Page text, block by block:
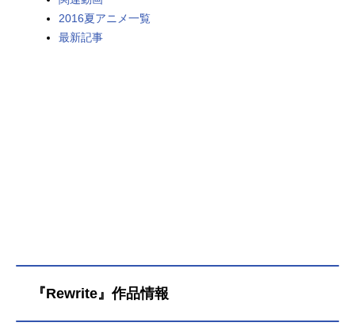
2016夏アニメ一覧
最新記事
『Rewrite』作品情報